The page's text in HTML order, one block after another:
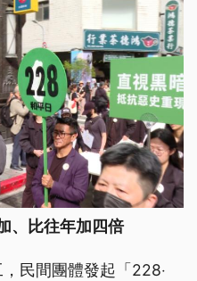
、比往年加四倍
民間團體發起「228‧